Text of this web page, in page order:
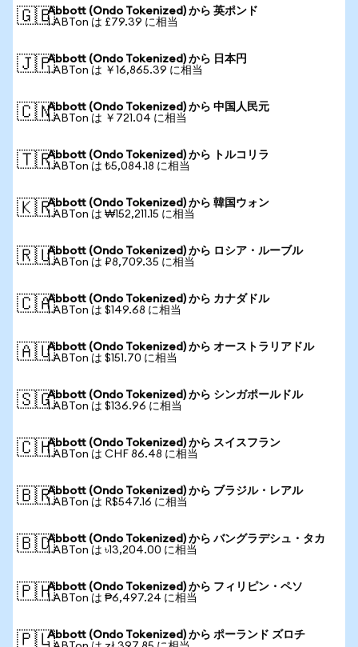
🇬🇧Abbott (Ondo Tokenized) から 英ポンド
1 ABTon は £79.39 に相当
🇯🇵Abbott (Ondo Tokenized) から 日本円
1 ABTon は ￥16,865.39 に相当
🇨🇳Abbott (Ondo Tokenized) から 中国人民元
1 ABTon は ￥721.04 に相当
🇹🇷Abbott (Ondo Tokenized) から トルコリラ
1 ABTon は ₺5,084.18 に相当
🇰🇷Abbott (Ondo Tokenized) から 韓国ウォン
1 ABTon は ₩152,211.15 に相当
🇷🇺Abbott (Ondo Tokenized) から ロシア・ルーブル
1 ABTon は ₽8,709.35 に相当
🇨🇦Abbott (Ondo Tokenized) から カナダドル
1 ABTon は $149.68 に相当
🇦🇺Abbott (Ondo Tokenized) から オーストラリアドル
1 ABTon は $151.70 に相当
🇸🇬Abbott (Ondo Tokenized) から シンガポールドル
1 ABTon は $136.96 に相当
🇨🇭Abbott (Ondo Tokenized) から スイスフラン
1 ABTon は CHF 86.48 に相当
🇧🇷Abbott (Ondo Tokenized) から ブラジル・レアル
1 ABTon は R$547.16 に相当
🇧🇩Abbott (Ondo Tokenized) から バングラデシュ・タカ
1 ABTon は ৳13,204.00 に相当
🇵🇭Abbott (Ondo Tokenized) から フィリピン・ペソ
1 ABTon は ₱6,497.24 に相当
🇵🇱Abbott (Ondo Tokenized) から ポーランド ズロチ